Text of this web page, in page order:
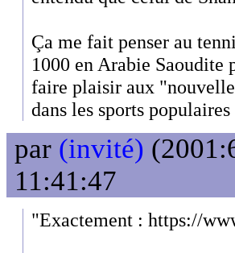
Ça me fait penser au
1000 en Arabie
faire plaisir aux
dans les sports
par (invité)
11:41:47
"Exactement : https://